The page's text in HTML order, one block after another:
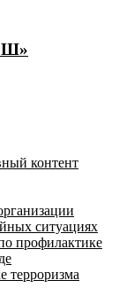
контент
ситуациях
профилактике
терроризма